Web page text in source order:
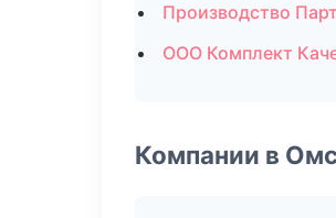
Производство
ООО Комплект
Компании в